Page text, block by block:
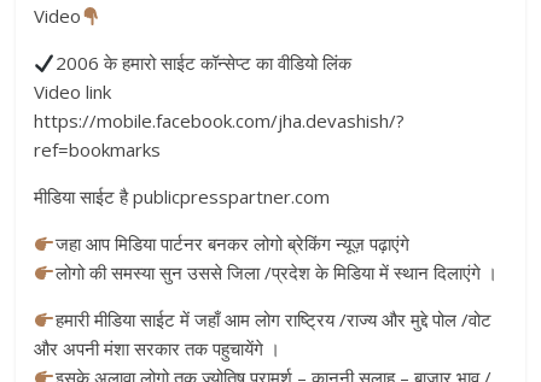
Video
2006 के हमारो साईट कॉन्सेप्ट का वीडियो लिंक
Video link
https://mobile.facebook.com/jha.devashish/?
ref=bookmarks
मीडिया साईट है publicpresspartner.com
जहा आप मिडिया पार्टनर बनकर लोगो ब्रेकिंग न्यूज़ पढ़ाएंगे
लोगो की समस्या सुन उससे जिला /प्रदेश के मिडिया में स्थान दिलाएंगे ।
हमारी मीडिया साईट में जहाँ आम लोग राष्ट्रिय /राज्य और मुद्दे पोल /वोट
और अपनी मंशा सरकार तक पहुचायेंगे ।
इसके अलावा लोगो तक ज्योतिष परामर्श – क़ानूनी सलाह – बाजार भाव /